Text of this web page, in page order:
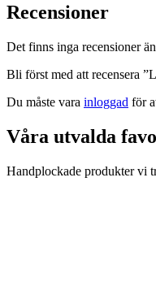
Recensioner
Det finns inga recensioner
Bli först med att recensera
Du måste vara inloggad för
Våra utvalda
Handplockade produkter vi